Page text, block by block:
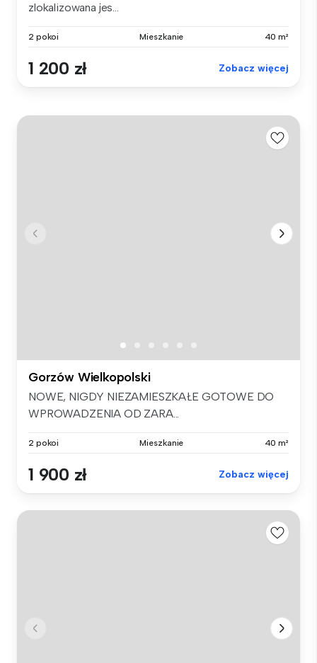
zlokalizowana jes...
2 pokoi Mieszkanie 40 m²
1 200 zł Zobacz więcej
Gorzów Wielkopolski
NOWE, NIGDY NIEZAMIESZKAŁE GOTOWE DO
WPROWADZENIA OD ZARA...
2 pokoi Mieszkanie 40 m²
1 900 zł Zobacz więcej